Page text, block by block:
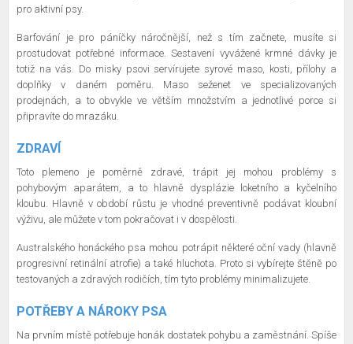
pro aktivní psy.
Barfování je pro páníčky náročnější, než s tím začnete, musíte si
prostudovat potřebné informace. Sestavení vyvážené krmné dávky je
totiž na vás. Do misky psovi servírujete syrové maso, kosti, přílohy a
doplňky v daném poměru. Maso seženet ve specializovaných
prodejnách, a to obvykle ve větším množstvím a jednotlivé porce si
připravíte do mrazáku.
ZDRAVÍ
Toto plemeno je poměrně zdravé, trápit jej mohou problémy s
pohybovým aparátem, a to hlavně dysplázie loketního a kyčelního
kloubu. Hlavně v období růstu je vhodné preventivně podávat kloubní
výživu, ale můžete v tom pokračovat i v dospělosti.
Australského honáckého psa mohou potrápit některé oční vady (hlavně
progresivní retinální atrofie) a také hluchota. Proto si vybírejte štěně po
testovaných a zdravých rodičích, tím tyto problémy minimalizujete.
POTŘEBY A NÁROKY PSA
Na prvním místě potřebuje honák dostatek pohybu a zaměstnání. Spíše